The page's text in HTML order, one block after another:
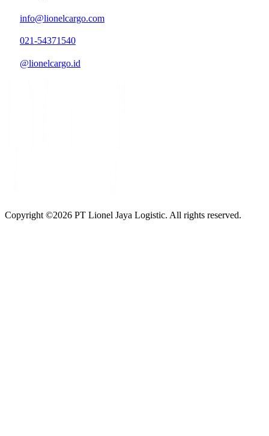
info@lionelcargo.com
021-54371540
@lionelcargo.id
Copyright ©2026 PT Lionel Jaya Logistic. All rights reserved.